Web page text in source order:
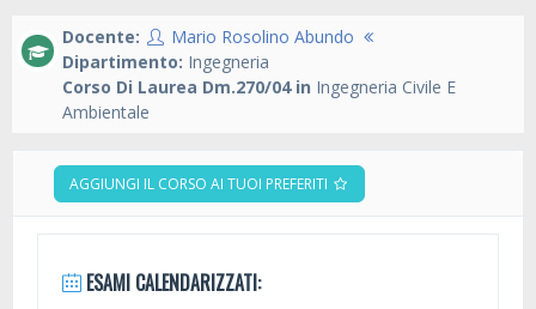
Docente:
Mario Rosolino Abundo
Dipartimento: Ingegneria
Corso Di Laurea Dm.270/04 in Ingegneria Civile E
Ambientale
AGGIUNGI IL CORSO AI TUOI PREFERITI
ESAMI CALENDARIZZATI: